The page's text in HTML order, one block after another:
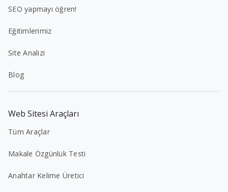
SEO yapmayı öğren!
Eğitimlerimiz
Site Analizi
Blog
Web Sitesi Araçları
Tüm Araçlar
Makale Özgünlük Testi
Anahtar Kelime Üretici